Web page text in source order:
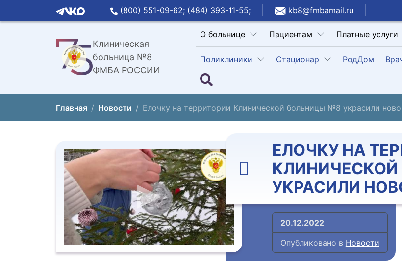
(800) 551-09-62; (484) 393-11-55; kb8@fmbamail.ru
Клиническая
больница №8
ФМБА РОССИИ
О больнице Пациентам Платные услуги
Поликлиники Стационар РодДом
Главная Новости Елочку на территории Клинической больницы №8 украсили
ЕЛОЧКУ НА
УКРАСИЛИ
20.12.2022
Опубликовано в Новости